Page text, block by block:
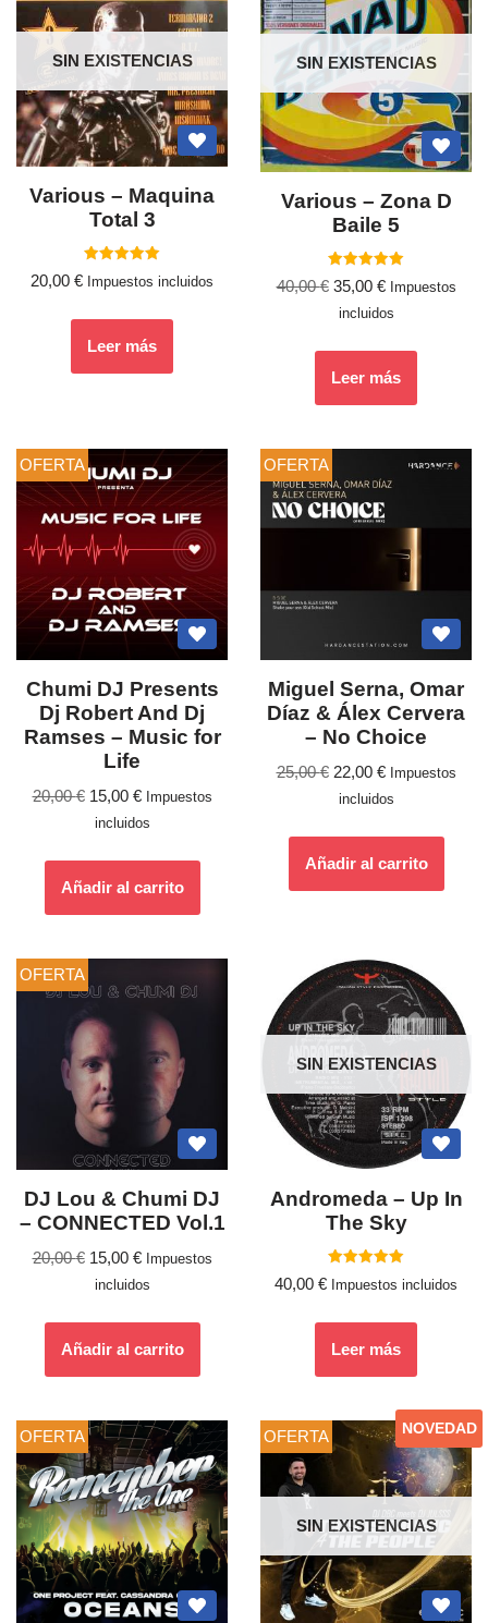
SIN EXISTENCIAS
Various – Maquina
Total 3
con
20,00 € Impuestos incluidos
Leer más
SIN EXISTENCIAS
Various ‎– Zona D
Baile 5
Valorado
con
5.00
de 5
40,00€ 35,00 €
Impuestos
incluidos
Leer más
OFERTA
Chumi DJ Presents
Dj Robert And Dj
Ramses – Music for
Life
20,00€ 15,00 €
Impuestos
incluidos
Añadir al carrito
OFERTA
Miguel Serna, Omar
Díaz & Álex Cervera
– No Choice
25,00€ 22,00 €
Impuestos
incluidos
Añadir al carrito
OFERTA
DJ Lou & Chumi DJ
– CONNECTED Vol.1
20,00€ 15,00 €
Impuestos
incluidos
Añadir al carrito
SIN EXISTENCIAS
Andromeda – Up In
The Sky
con
40,00 € Impuestos incluidos
Leer más
OFERTA OFERTA
SIN EXISTENCIAS
NOVEDAD